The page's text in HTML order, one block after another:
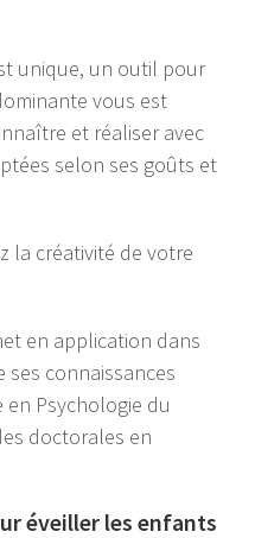
unique, un outil pour
vous est
et réaliser avec
selon ses goûts et
la créativité de votre
en application dans
ses connaissances
Psychologie du
doctorales en
éveiller les enfants